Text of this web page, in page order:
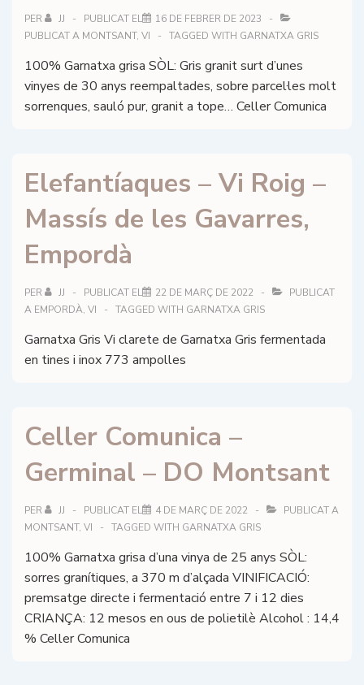
PER JJ PUBLICAT EL
16 DE FEBRER DE 2023
PUBLICAT A MONTSANT, VI TAGGED WITH GARNATXA GRIS
100% Garnatxa grisa SÒL: Gris granit surt d’unes
vinyes de 30 anys reempaltades, sobre parcel·les molt
sorrenques, sauló pur, granit a tope… Celler Comunica
Elefantíaques – Vi Roig –
Massís de les Gavarres,
Empordà
PER JJ PUBLICAT EL 22 DE MARÇ DE 2022
PUBLICAT
A EMPORDÀ, VI TAGGED WITH GARNATXA GRIS
Garnatxa Gris Vi clarete de Garnatxa Gris fermentada
en tines i inox 773 ampolles
Celler Comunica –
Germinal – DO Montsant
PER JJ PUBLICAT EL 4 DE MARÇ DE 2022
PUBLICAT A
MONTSANT, VI TAGGED WITH GARNATXA GRIS
100% Garnatxa grisa d’una vinya de 25 anys SÒL:
sorres granítiques, a 370 m d’alçada VINIFICACIÓ:
premsatge directe i fermentació entre 7 i 12 dies
CRIANÇA: 12 mesos en ous de polietilè Alcohol : 14,4
% Celler Comunica